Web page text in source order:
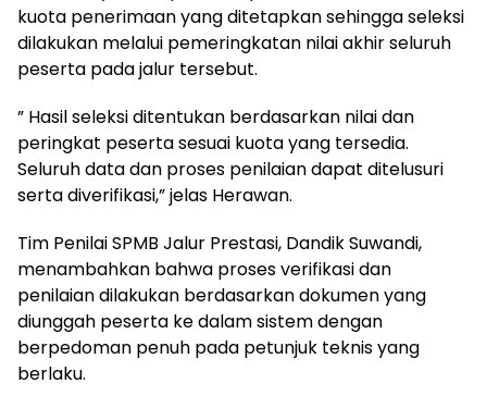
kuota penerimaan yang ditetapkan sehingga seleksi
dilakukan melalui pemeringkatan nilai akhir seluruh
peserta pada jalur tersebut.
” Hasil seleksi ditentukan berdasarkan nilai dan
peringkat peserta sesuai kuota yang tersedia.
Seluruh data dan proses penilaian dapat ditelusuri
serta diverifikasi,” jelas Herawan.
Tim Penilai SPMB Jalur Prestasi, Dandik Suwandi,
menambahkan bahwa proses verifikasi dan
penilaian dilakukan berdasarkan dokumen yang
diunggah peserta ke dalam sistem dengan
berpedoman penuh pada petunjuk teknis yang
berlaku.